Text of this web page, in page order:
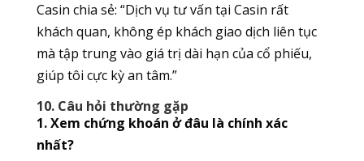
Casin chia sẻ: “Dịch vụ tư vấn tại Casin rất
khách quan, không ép khách giao dịch liên tục
mà tập trung vào giá trị dài hạn của cổ phiếu,
giúp tôi cực kỳ an tâm.”
10. Câu hỏi thường gặp
1. Xem chứng khoán ở đâu là chính xác
nhất?